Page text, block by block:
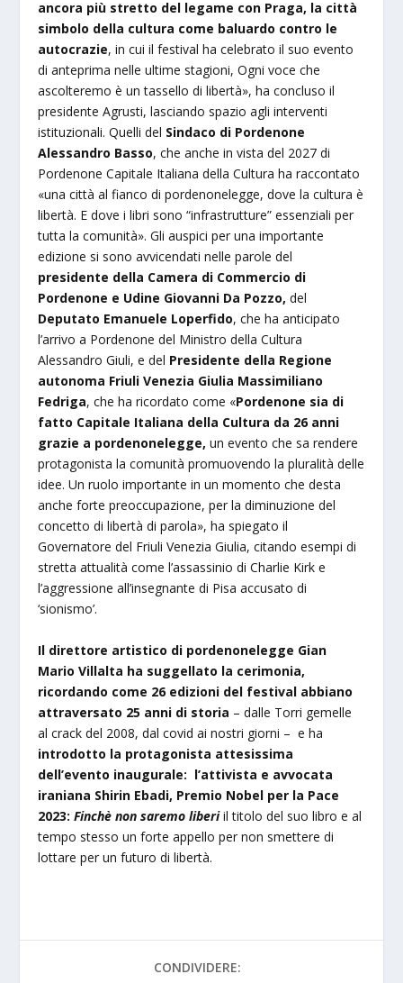
ancora più stretto del legame con Praga, la città
simbolo della cultura come baluardo contro le
autocrazie, in cui il festival ha celebrato il suo evento
di anteprima nelle ultime stagioni, Ogni voce che
ascolteremo è un tassello di libertà», ha concluso il
presidente Agrusti, lasciando spazio agli interventi
istituzionali. Quelli del Sindaco di Pordenone
Alessandro Basso, che anche in vista del 2027 di
Pordenone Capitale Italiana della Cultura ha raccontato
«una città al fianco di pordenonelegge, dove la cultura è
libertà. E dove i libri sono “infrastrutture” essenziali per
tutta la comunità». Gli auspici per una importante
edizione si sono avvicendati nelle parole del
presidente della Camera di Commercio di
Pordenone e Udine Giovanni Da Pozzo,del
Deputato Emanuele Loperfido, che ha anticipato
l’arrivo a Pordenone del Ministro della Cultura
Alessandro Giuli, e del Presidente della Regione
autonoma Friuli Venezia Giulia Massimiliano
Fedriga, che ha ricordato come «Pordenone sia di
fatto Capitale Italiana della Cultura da 26 anni
grazie a pordenonelegge, un evento che sa rendere
protagonista la comunità promuovendo la pluralità delle
idee. Un ruolo importante in un momento che desta
anche forte preoccupazione, per la diminuzione del
concetto di libertà di parola», ha spiegato il
Governatore del Friuli Venezia Giulia, citando esempi di
stretta attualità come l’assassinio di Charlie Kirk e
l’aggressione all’insegnante di Pisa accusato di
‘sionismo’.
Il direttore artistico di pordenonelegge Gian
Mario Villalta ha suggellato la cerimonia,
ricordando come 26 edizioni del festival abbiano
attraversato 25 anni di storia – dalle Torri gemelle
al crack del 2008, dal covid ai nostri giorni – e ha
introdotto la protagonista attesissima
dell’evento inaugurale: l’attivista e avvocata
iraniana Shirin Ebadi, Premio Nobel per la Pace
2023:Finchè non saremo liberiil titolo del suo libro e al
tempo stesso un forte appello per non smettere di
lottare per un futuro di libertà.
CONDIVIDERE: